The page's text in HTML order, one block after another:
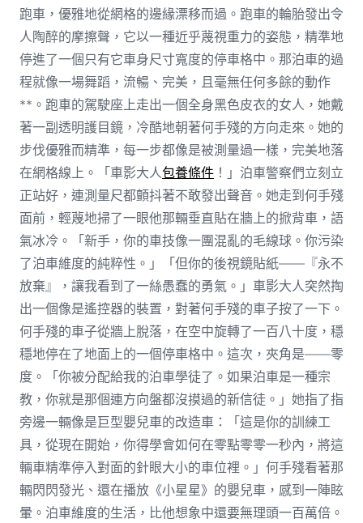
跑車，優雅地從網格的邊緣漂移而過。跑車的輪胎發出令
人陶醉的摩擦聲，它以一種近乎蔑視重力的姿態，精準地
停進了一個只有它車身尺寸寬度的停車格中。那泊車的過
程就像一場舞蹈，流暢、完美，且毫無任何多餘的動作
**。跑車的駕駛座上走出一個全身黑色皮衣的女人，她戴
著一副透明護目鏡，冷酷地朝著何手殘的方向走來。她的
步伐優雅而精準，每一步都像是被測量過一樣，完美地落
在網格線上。「車影大人包養條件！」泊車警察們立刻立
正站好，連測量尺都顫抖著不敢發出聲音。她走到何手殘
面前，輕蔑地掃了一眼他那輛垂直貼在牆上的掀背車，語
氣冰冷。「新手，你的車技像一團混亂的毛線球。你污染
了泊車維度的純粹性。」「但你的後視鏡貼紙——『永不
放棄』，讓我看到了一絲愚蠢的勇氣。」車影大人突然掏
出一個像是遙控器的裝置，對著何手殘的車子按了一下。
何手殘的車子從牆上脫落，在空中旋轉了一百八十度，穩
穩地停在了地面上的一個停車格中。這次，夾角是——零
度。「你被分配給我的泊車學徒了。如果泊車是一種宗
教，你就是那個連方向盤都沒摸過的新信徒。」她指了指
旁邊一輛像是巨型嬰兒車的改造車：「這是你的訓練工
具，從現在開始，你得學會如何在零點零零一秒內，將這
輛車精準停入對面的針眼大小的車位裡。」何手殘看著那
輛閃閃發光、還在播放《小星星》的嬰兒車，感到一陣眩
暈。泊車維度的生活，比他想象中還要無理頭一百萬倍。